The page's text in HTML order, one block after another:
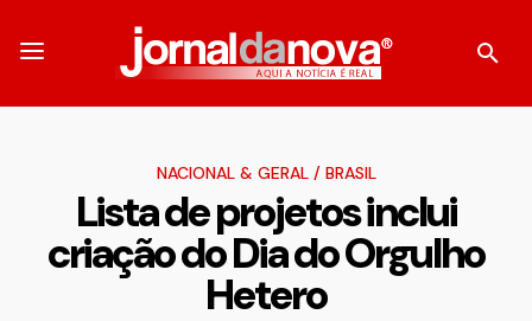
NACIONAL & GERAL/ BRASIL
Lista de projetos inclui
criação do Dia do Orgulho
Hetero